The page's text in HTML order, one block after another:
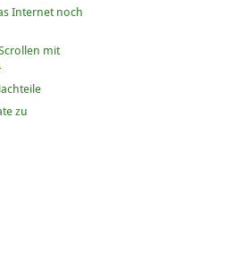
Internet noch
mit
zu